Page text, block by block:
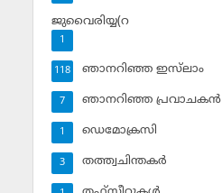
ജുവൈരിയ്യ(റ
1
ഞാനറിഞ്ഞ ഇസ്‌ലാം
118
ഞാനറിഞ്ഞ പ്രവാചകന്‍
7
ഡെമോക്രസി
1
തത്ത്വചിന്തകര്‍
3